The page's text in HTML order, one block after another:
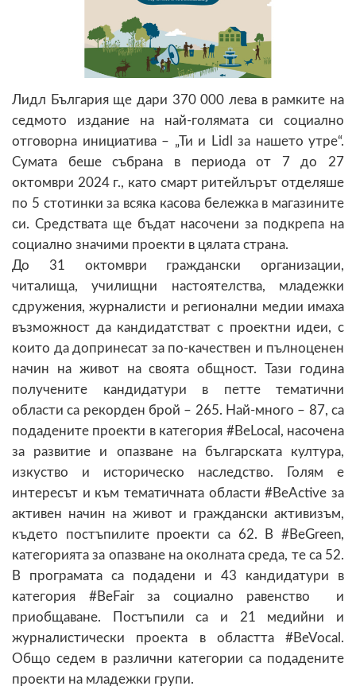
Лидл България ще дари 370 000 лева в рамките на
седмото издание на най-голямата си социално
отговорна инициатива – „Ти и Lidl за нашето утре“.
Сумата беше събрана в периода от 7 до 27
октомври 2024 г., като смарт ритейлърът отделяше
по 5 стотинки за всяка касова бележка в магазините
си. Средствата ще бъдат насочени за подкрепа на
социално значими проекти в цялата страна.
До 31 октомври граждански организации,
читалища, училищни настоятелства, младежки
сдружения, журналисти и регионални медии имаха
възможност да кандидатстват с проектни идеи, с
които да допринесат за по-качествен и пълноценен
начин на живот на своята общност. Тази година
получените кандидатури в петте тематични
области са рекорден брой – 265. Най-много – 87, са
подадените проекти в категория #BeLocal, насочена
за развитие и опазване на българската култура,
изкуство и историческо наследство. Голям е
интересът и към тематичната области #BeActive за
активен начин на живот и граждански активизъм,
където постъпилите проекти са 62. В #BeGreen,
категорията за опазване на околната среда, те са 52.
В програмата са подадени и 43 кандидатури в
категория #BeFair за социално равенство и
приобщаване. Постъпили са и 21 медийни и
журналистически проекта в областта #BeVocal.
Общо седем в различни категории са подадените
проекти на младежки групи.